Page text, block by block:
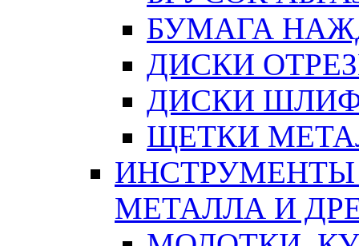
БУМАГА
ДИСКИ
ДИСКИ
ЩЕТКИ
ИНСТРУМЕНТЫ
МЕТАЛЛА И